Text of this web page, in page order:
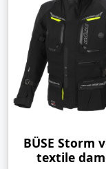
BÜSE Storm
textile